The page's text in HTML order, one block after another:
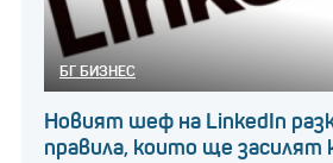
БГ БИЗНЕС
Новият шеф на LinkedIn
правила, които ще засилят